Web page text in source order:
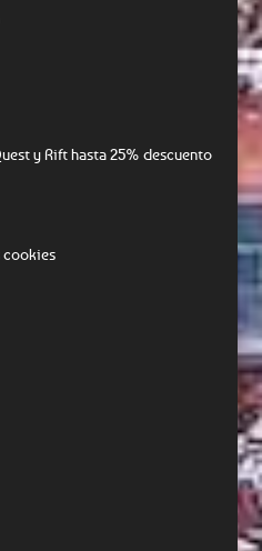
y Rift hasta 25% descuento
cookies